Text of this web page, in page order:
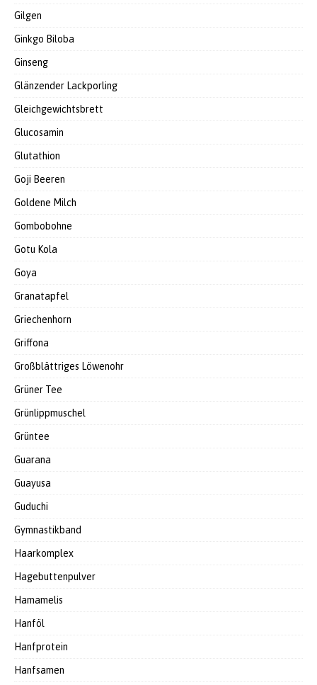
Gilgen
Ginkgo Biloba
Ginseng
Glänzender Lackporling
Gleichgewichtsbrett
Glucosamin
Glutathion
Goji Beeren
Goldene Milch
Gombobohne
Gotu Kola
Goya
Granatapfel
Griechenhorn
Griffona
Großblättriges Löwenohr
Grüner Tee
Grünlippmuschel
Grüntee
Guarana
Guayusa
Guduchi
Gymnastikband
Haarkomplex
Hagebuttenpulver
Hamamelis
Hanföl
Hanfprotein
Hanfsamen